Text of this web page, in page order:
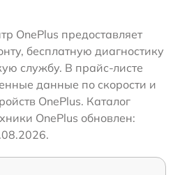
OnePlus предоставляет
бесплатную диагностику
службу. В прайс-листе
данные по скорости и
OnePlus. Каталог
OnePlus обновлен: